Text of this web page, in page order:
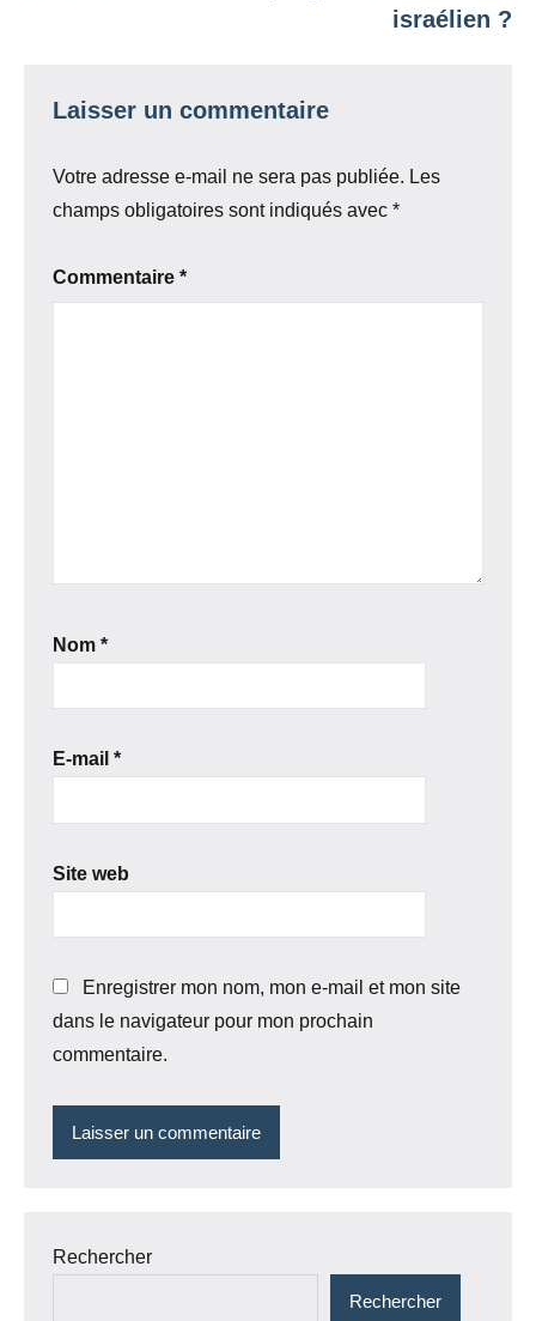
israélien ?
Laisser un commentaire
Votre adresse e-mail ne sera pas publiée. Les
champs obligatoires sont indiqués avec *
Commentaire *
Nom *
E-mail *
Site web
Enregistrer mon nom, mon e-mail et mon site
dans le navigateur pour mon prochain
commentaire.
Rechercher
Rechercher